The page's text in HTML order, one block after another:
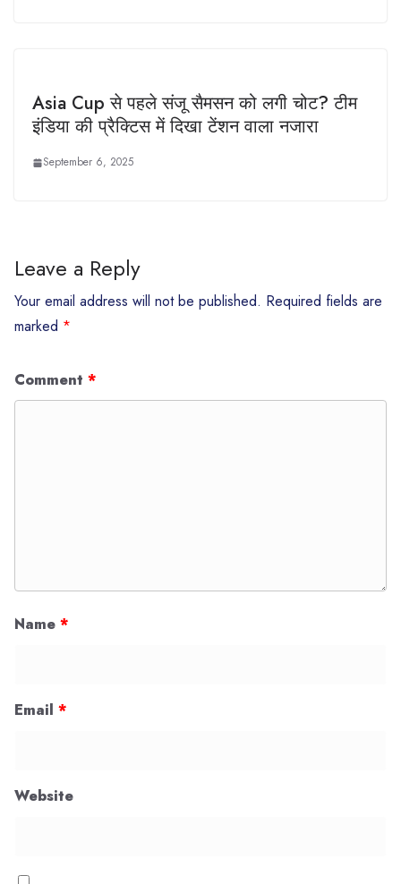
Asia Cup से पहले संजू सैमसन को लगी चोट? टीम
इंडिया की प्रैक्टिस में दिखा टेंशन वाला नजारा
September 6, 2025
Leave a Reply
Your email address will not be published. Required fields are
marked *
Comment *
Name *
Email *
Website